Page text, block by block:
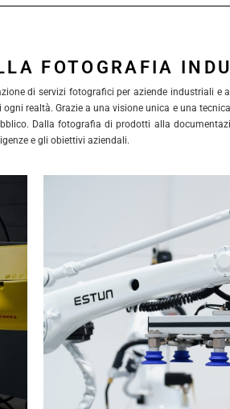
FOTOGRAFIA
di servizi fotografici per aziende industriali e
realtà. Grazie a una visione unica e una
Dalla fotografia di prodotti alla
e gli obiettivi aziendali.